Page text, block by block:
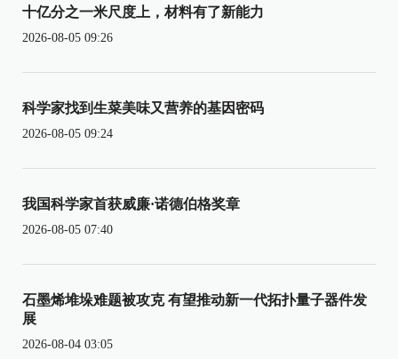
十亿分之一米尺度上，材料有了新能力
2026-08-05 09:26
科学家找到生菜美味又营养的基因密码
2026-08-05 09:24
我国科学家首获威廉·诺德伯格奖章
2026-08-05 07:40
石墨烯堆垛难题被攻克 有望推动新一代拓扑量子器件发
展
2026-08-04 03:05